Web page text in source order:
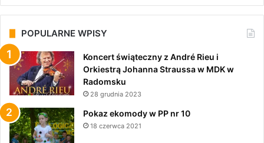
POPULARNE WPISY
Koncert świąteczny z André Rieu i
Orkiestrą Johanna Straussa w MDK w
Radomsku
28 grudnia 2023
Pokaz ekomody w PP nr 10
18 czerwca 2021